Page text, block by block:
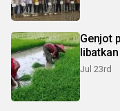
Genjot
Jul 23rd